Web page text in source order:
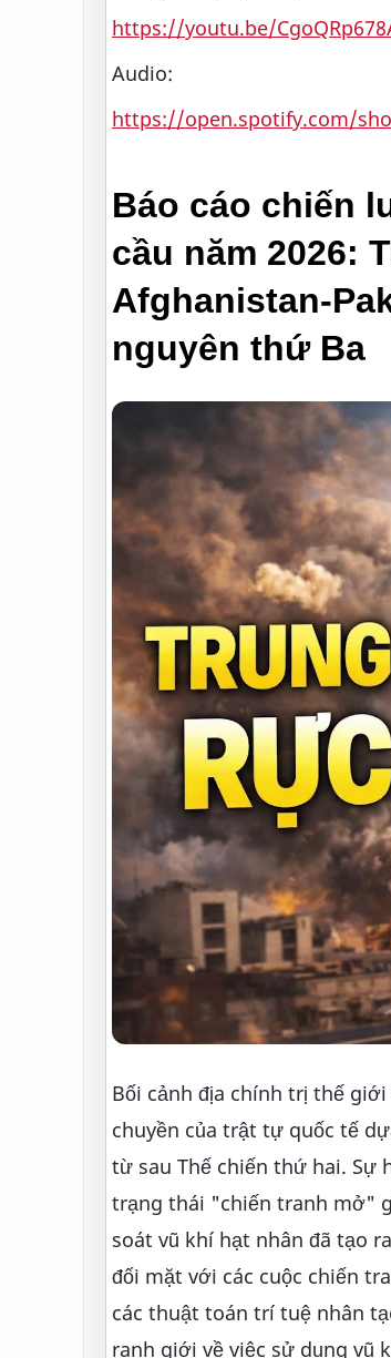
https://youtu.be/
Audio:
https://open.spotify.com/
Báo cáo chiến
cầu năm 2026:
Afghanistan-
nguyên thứ Ba
Bối cảnh địa chính trị thế
chuyền của trật tự quốc tế
từ sau Thế chiến thứ hai. Sự
trạng thái "chiến tranh mở"
soát vũ khí hạt nhân đã tạo
đối mặt với các cuộc chiến
các thuật toán trí tuệ nhân
ranh giới về việc sử dụng vũ